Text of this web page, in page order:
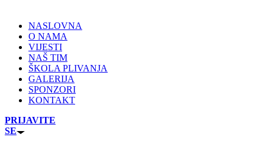
NASLOVNA
O NAMA
VIJESTI
NAŠ TIM
ŠKOLA PLIVANJA
GALERIJA
SPONZORI
KONTAKT
PRIJAVITE
SE